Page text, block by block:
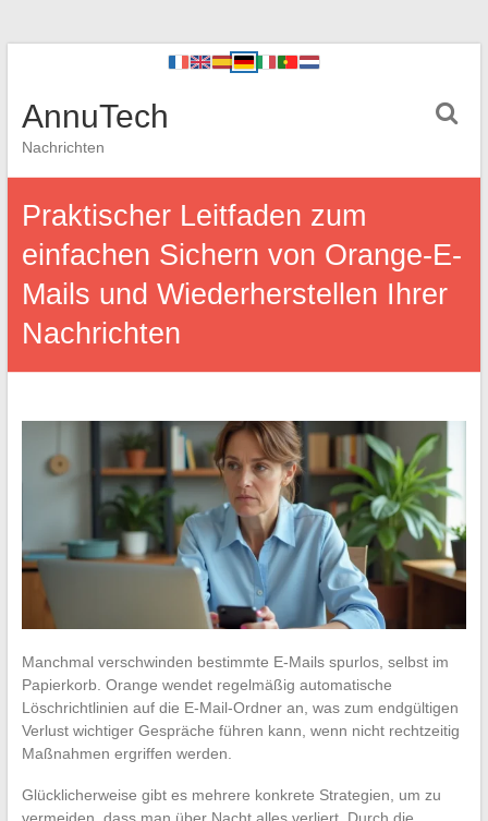
AnnuTech
Nachrichten
Praktischer Leitfaden zum
einfachen Sichern von Orange-E-
Mails und Wiederherstellen Ihrer
Nachrichten
Manchmal verschwinden bestimmte E-Mails spurlos, selbst im
Papierkorb. Orange wendet regelmäßig automatische
Löschrichtlinien auf die E-Mail-Ordner an, was zum endgültigen
Verlust wichtiger Gespräche führen kann, wenn nicht rechtzeitig
Maßnahmen ergriffen werden.
Glücklicherweise gibt es mehrere konkrete Strategien, um zu